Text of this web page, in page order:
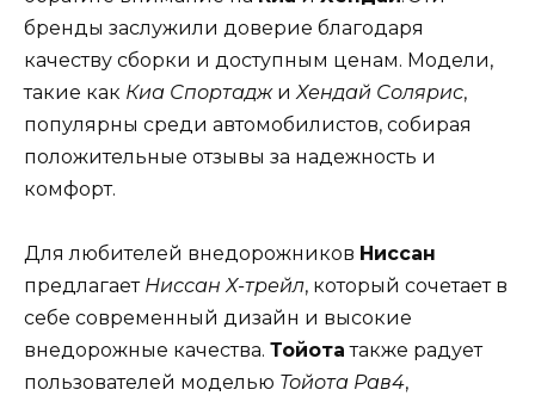
бренды заслужили доверие благодаря
качеству сборки и доступным ценам. Модели,
такие как Киа СпортаджиХендай Солярис,
популярны среди автомобилистов, собирая
положительные отзывы за надежность и
комфорт.
Для любителей внедорожников Ниссан
предлагает Ниссан Х-трейл, который сочетает в
себе современный дизайн и высокие
внедорожные качества. Тойота также радует
пользователей моделью Тойота Рав4,